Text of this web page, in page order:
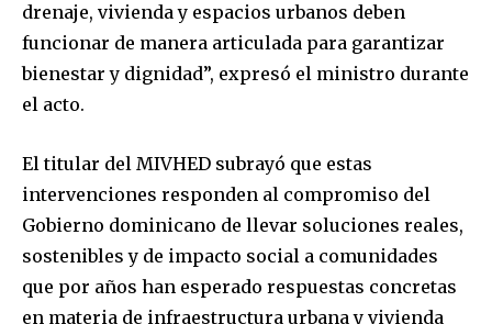
drenaje, vivienda y espacios urbanos deben
funcionar de manera articulada para garantizar
bienestar y dignidad”, expresó el ministro durante
el acto.
El titular del MIVHED subrayó que estas
intervenciones responden al compromiso del
Gobierno dominicano de llevar soluciones reales,
sostenibles y de impacto social a comunidades
que por años han esperado respuestas concretas
en materia de infraestructura urbana y vivienda